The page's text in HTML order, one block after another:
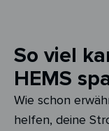
So viel
HEMS
Wie schon
helfen, deine